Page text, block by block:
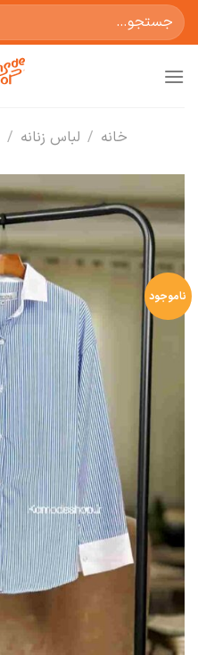
جستجو
برای:
خانه / لباس زنانه /
ناموجود